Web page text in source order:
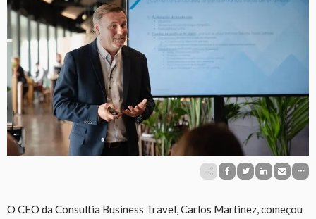
O CEO da Consultia Business Travel, Carlos Martinez, começou